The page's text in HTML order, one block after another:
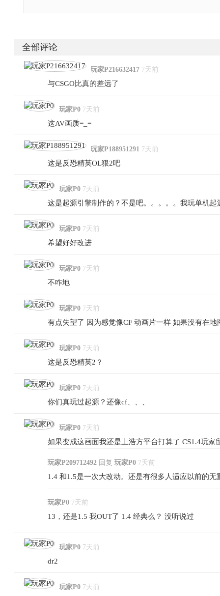
全部评论
玩家P216632417 7天前
与CSGO比真的差远了
玩家P0 7天前
这AV画质=_=
玩家P188951291 7天前
这是反恐精英OL狠2吧
玩家P0 7天前
这是起源引擎制作的？不是吧。。。。。我玩单机
玩家P0 7天前
希望好好改进
玩家P0 7天前
不咋地
玩家P0 7天前
有点失望了 因为感觉像CF 动画片一样 如果没有在
玩家P0 7天前
这是反恐精英2？
玩家P0 7天前
你们真玩过起源？还像cf、、、
玩家P0 7天前
如果变成这画面我还是上浩方平台打算了 CS1.4玩
玩家P209712492 回复 玩家P0 7天前
1.4 和1.5是一次大改动。还是有很多人适应以前的无
玩家P0 7天前
13，还是1.5 我OUT了 1.4 经典么？ 没听说过
玩家P0 7天前
dr2
玩家P0 7天前